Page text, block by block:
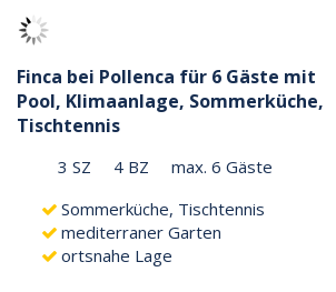
Finca bei Pollenca für 6 Gäste mit
Pool, Klimaanlage, Sommerküche,
Tischtennis
3 SZ 4 BZ max. 6 Gäste
Sommerküche, Tischtennis
mediterraner Garten
ortsnahe Lage